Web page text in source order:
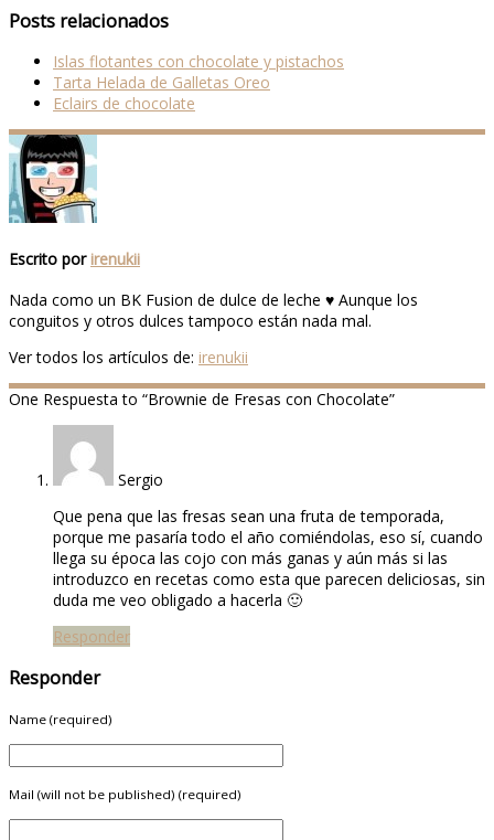
Posts relacionados
Islas flotantes con chocolate y pistachos
Tarta Helada de Galletas Oreo
Eclairs de chocolate
Escrito por irenukii
Nada como un BK Fusion de dulce de leche ♥ Aunque los
conguitos y otros dulces tampoco están nada mal.
Ver todos los artículos de: irenukii
One Respuesta to “Brownie de Fresas con Chocolate”
Sergio
Que pena que las fresas sean una fruta de temporada,
porque me pasaría todo el año comiéndolas, eso sí, cuando
llega su época las cojo con más ganas y aún más si las
introduzco en recetas como esta que parecen deliciosas, sin
duda me veo obligado a hacerla 🙂
Responder
Responder
Name (required)
Mail (will not be published) (required)